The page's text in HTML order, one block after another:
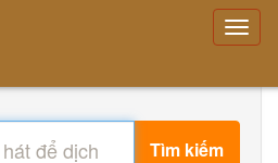
Tìm kiếm